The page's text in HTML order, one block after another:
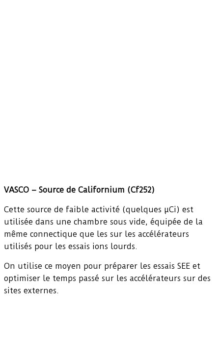
VASCO – Source de Californium (Cf252)
Cette source de faible activité (quelques µCi) est
utilisée dans une chambre sous vide, équipée de la
même connectique que les sur les accélérateurs
utilisés pour les essais ions lourds.
On utilise ce moyen pour préparer les essais SEE et
optimiser le temps passé sur les accélérateurs sur des
sites externes.